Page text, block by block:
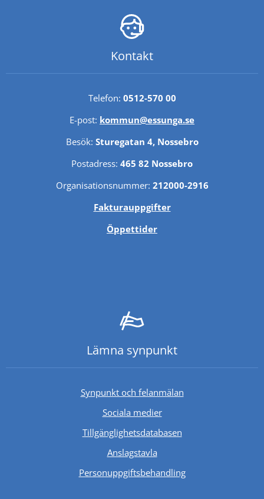
Kontakt
Telefon: 0512-570 00
E-post: kommun@essunga.se
Besök: Sturegatan 4, Nossebro
Postadress: 465 82 Nossebro
Organisationsnummer: 212000-2916
Fakturauppgifter
Öppettider
Lämna synpunkt
Synpunkt och felanmälan
Sociala medier
TillgänglighetsdatabasenLänk till annan
Anslagstavla
Personuppgiftsbehandling